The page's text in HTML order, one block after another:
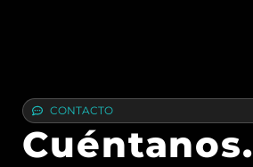
CONTACTO
Cuéntanos.